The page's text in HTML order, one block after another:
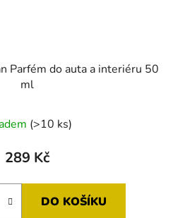
Parfém do auta a interiéru 50
ml
(>10 ks)
289 Kč
DO KOŠÍKU